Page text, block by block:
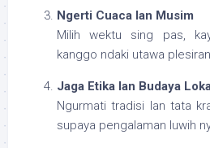
Ngerti Cuaca lan Musim
Milih wektu sing pas,
kanggo ndaki utawa
Jaga Etika lan Budaya
Ngurmati tradisi lan tata
supaya pengalaman luwih